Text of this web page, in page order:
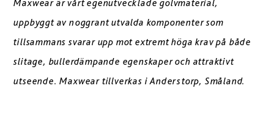
Maxwear är vårt egenutvecklade golvmaterial,
uppbyggt av noggrant utvalda komponenter som
tillsammans svarar upp mot extremt högakrav på både
slitage, bullerdämpande egenskaper och attraktivt
utseende. Maxwear tillverkas i Anderstorp, Småland.